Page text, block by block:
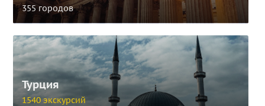
355 городов
Турция
1540 экскурсий